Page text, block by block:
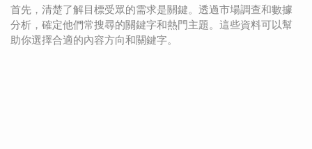
首先，清楚了解目標受眾的需求是關鍵。透過市場調查和數據
分析，確定他們常搜尋的關鍵字和熱門主題。這些資料可以幫
助你選擇合適的內容方向和關鍵字。